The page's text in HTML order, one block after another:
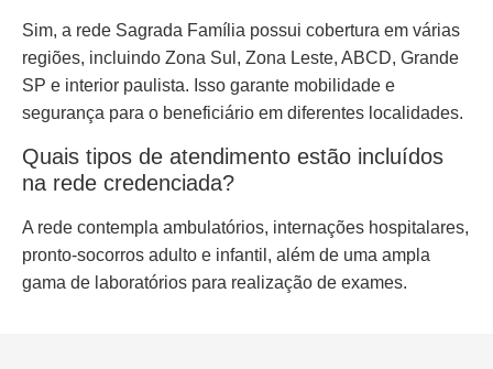
Sim, a rede Sagrada Família possui cobertura em várias
regiões, incluindo Zona Sul, Zona Leste, ABCD, Grande
SP e interior paulista. Isso garante mobilidade e
segurança para o beneficiário em diferentes localidades.
Quais tipos de atendimento estão incluídos
na rede credenciada?
A rede contempla ambulatórios, internações hospitalares,
pronto-socorros adulto e infantil, além de uma ampla
gama de laboratórios para realização de exames.